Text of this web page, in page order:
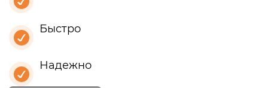
Быстро
Надежно